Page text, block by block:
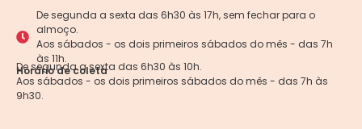
De segunda a sexta das 6h30 às 17h, sem fechar para o
almoço.
Aos sábados - os dois primeiros sábados do mês - das 7h
às 11h.
Horário de coleta
De segunda a sexta das 6h30 às 10h.
Aos sábados - os dois primeiros sábados do mês - das 7h às
9h30.